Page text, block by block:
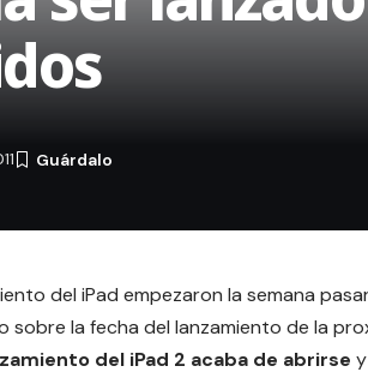
del iPad empezaron la semana
sobre la fecha del lanzamiento de la
del iPad 2 acaba de abrirse